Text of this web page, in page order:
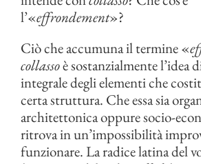
l’«effrondement»?
Ciò che accumuna il termine «
collassoè sostanzialmente l’idea
integrale degli elementi che
certa struttura. Che essa sia
architettonica oppure socio-
ritrova in un’impossibilità
funzionare. La radice latina del